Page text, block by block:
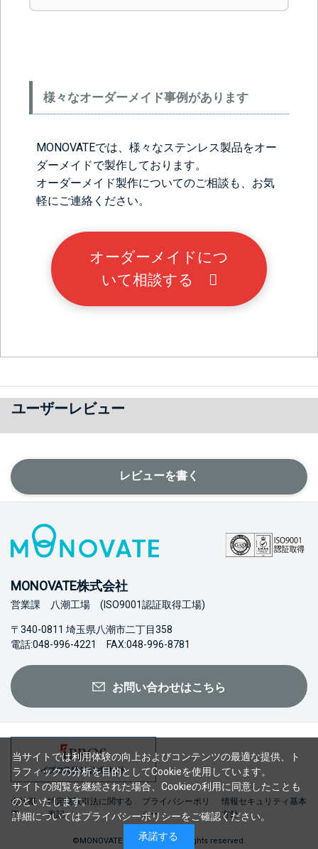
様々なオーダーメイド事例があります
MONOVATEでは、様々なステンレス製品をオー
ダーメイドで製作しております。
オーダーメイド製作についてのご相談も、お気
軽にご連絡ください。
オーダーメイドにつ
いて相談する
ユーザーレビュー
レビューを書く
MONOVATE株式会社
営業課 八潮工場 (ISO9001認証取得工場)
〒340-0811 埼玉県八潮市二丁目358
電話:048-996-4221 FAX:048-996-8781
お問い合わせはこちら
会社概
要
特定商取引法に関する
表記
プライバシーポリ
シー
情報セキュリティ基本
方針
©MONOVATE Co., Ltd. 2023 All rights reserved.
当サイトでは利用体験の向上およびコンテンツの最適な提供、ト
ラフィックの分析を目的としてCookieを使用しています。
サイトの閲覧を継続された場合、Cookieの利用に同意したことも
のといたします。
詳細についてはプライバシーポリシーをご確認ください。
承諾する